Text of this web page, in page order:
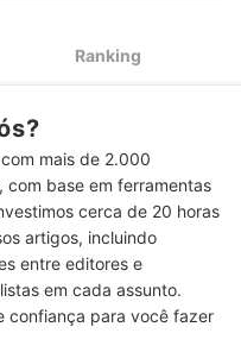
com Velocidade
uma Máquina de Costura
de Costura Eletrônica com
com Funções Extras,
Eletrônicas
Ranking
mais de 2.000
com base em ferramentas
cerca de 20 horas
artigos, incluindo
entre editores e
em cada assunto.
confiança para você fazer